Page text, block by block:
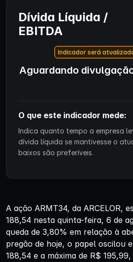
Dívida Líquida /
EBITDA
Indicador será
Aguardando
O que este indicador mede:
Indica quanto tempo a empresa
dívida líquida se mantivesse o
baixos são preferíveis.
A ação ARMT34, da ARCELOR,
188,54 nesta quinta-feira, 6 de
queda de 3,80% em relação à
pregão de hoje, o papel oscilou
188,54 e a máxima de R$